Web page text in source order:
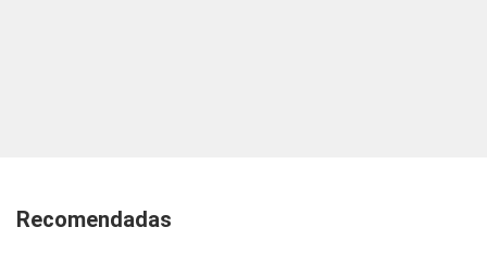
Recomendadas